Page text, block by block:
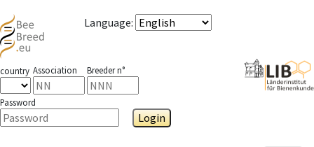
Language:
country Association Breeder n°
Password
Login